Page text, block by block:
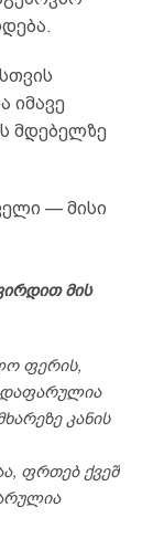
იმავე
მდებელზე
— მისი
მის
ფერის,
დაფარულია
კანის
ფრთებ ქვეშ